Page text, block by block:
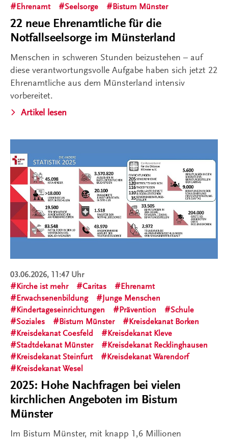
Ehrenamt
Seelsorge Bistum Münster
22 neue Ehrenamtliche für die
Notfallseelsorge im Münsterland
Menschen in schweren Stunden beizustehen – auf
diese verantwortungsvolle Aufgabe haben sich jetzt 22
Ehrenamtliche aus dem Münsterland intensiv
vorbereitet.
Artikel lesen
03.06.2026, 11:47 Uhr
Kirche ist mehr
Caritas
Ehrenamt
Erwachsenenbildung
Junge Menschen
Kindertageseinrichtungen
Prävention
Schule
Soziales
Bistum Münster
Kreisdekanat Borken
Kreisdekanat Coesfeld
Kreisdekanat Kleve
Stadtdekanat Münster
Kreisdekanat Recklinghausen
Kreisdekanat Steinfurt
Kreisdekanat Warendorf
Kreisdekanat Wesel
2025: Hohe Nachfragen bei vielen
kirchlichen Angeboten im Bistum
Münster
Im Bistum Münster, mit knapp 1,6 Millionen